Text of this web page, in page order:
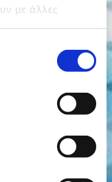
με άλλες